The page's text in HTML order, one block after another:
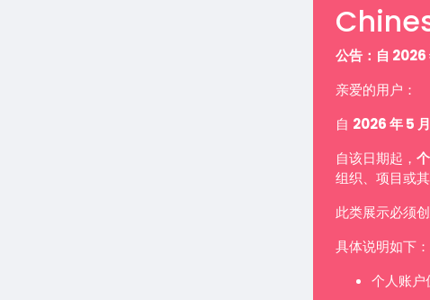
公告：自 2026
亲爱的用户：
自 2026 年 5
自该日期起，
组织、项目或
此类展示必须
具体说明如下：
个人账户